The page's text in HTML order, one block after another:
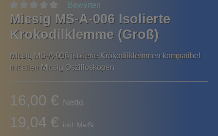
Bewerten
Micsig MS-A-006 Isolierte
Krokodilklemme (Groß)
Micsig MS-A-006 isolierte Krokodilklemmen kompatibel
mit allen Micsig Oszilloskopen
16,00 € Netto
19,04 € inkl. MwSt.